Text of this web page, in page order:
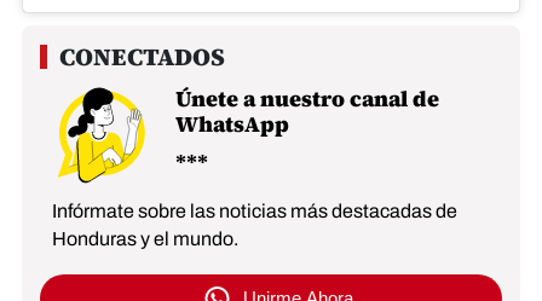
Únete a nuestro canal de
WhatsApp
Infórmate sobre las noticias más destacadas de
Honduras y el mundo.